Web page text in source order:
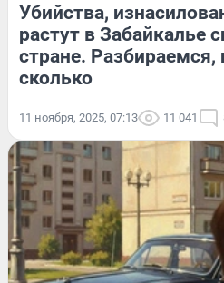
Убийства,
растут в Забайкалье
стране. Разбираемся,
сколько
11 ноября, 2025, 07:13 11 041